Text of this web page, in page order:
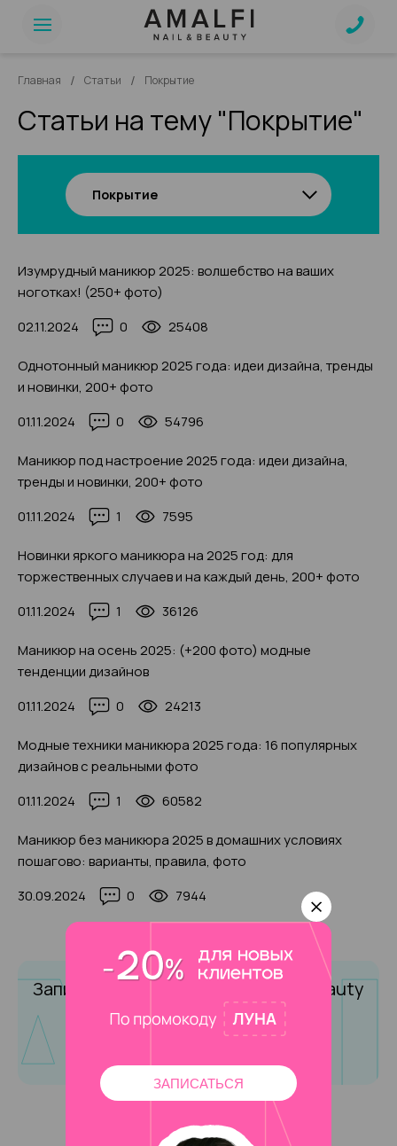
Главная / Статьи / Покрытие
Статьи на тему "Покрытие"
Покрытие
Изумрудный маникюр 2025: волшебство на ваших
ноготках! (250+ фото)
02.11.2024
0 25408
Однотонный маникюр 2025 года: идеи дизайна, тренды
и новинки, 200+ фото
01.11.2024
0 54796
Маникюр под настроение 2025 года: идеи дизайна,
тренды и новинки, 200+ фото
01.11.2024
1 7595
Новинки яркого маникюра на 2025 год: для
торжественных случаев и на каждый день, 200+ фото
01.11.2024
1 36126
Маникюр на осень 2025: (+200 фото) модные
тенденции дизайнов
01.11.2024
0 24213
Модные техники маникюра 2025 года: 16 популярных
дизайнов с реальными фото
01.11.2024
1 60582
Маникюр без маникюра 2025 в домашних условиях
пошагово: варианты, правила, фото
30.09.2024
0 7944
Запишитесь на маникюр в Amalfi Beauty
ЗАПИСАТЬСЯ